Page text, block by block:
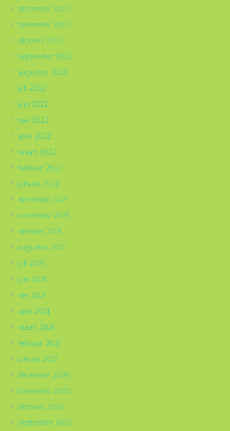
december 2022
november 2022
oktober 2022
september 2022
augustus 2022
juli 2022
juni 2022
mei 2022
april 2022
maart 2022
februari 2022
januari 2022
december 2021
november 2021
oktober 2021
augustus 2021
juli 2021
juni 2021
mei 2021
april 2021
maart 2021
februari 2021
januari 2021
december 2020
november 2020
oktober 2020
september 2020